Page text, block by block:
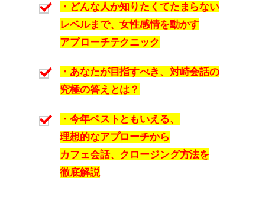
・どんな人か知りたくてたまらない
レベルまで、女性感情を動かす
アプローチテクニック
・あなたが目指すべき、対峙会話の
究極の答えとは？
・今年ベストともいえる、
理想的なアプローチから
カフェ会話、クロージング方法を
徹底解説